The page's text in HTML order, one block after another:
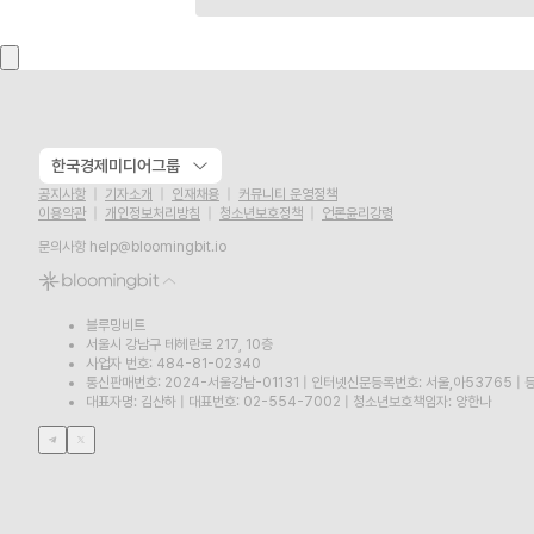
한국경제미디어그룹
공지사항 기자소개 인재채용
커뮤니티 운영정책
이용약관
개인정보처리방침 청소년보호정책
언론윤리강령
문의사항 help@bloomingbit.io
블루밍비트
서울시 강남구 테헤란로 217, 10층
사업자 번호: 484-81-02340
통신판매번호: 2024-서울강남-01131
인터넷신문등록번호: 서울,아53765
대표자명: 김산하
대표번호: 02-554-7002 청소년보호책임자: 양한나